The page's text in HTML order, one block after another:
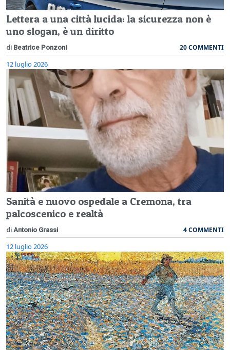
Lettera a una città lucida: la sicurezza non è
uno slogan, è un diritto
di Beatrice Ponzoni 20 COMMENTI
12 luglio 2026
Sanità e nuovo ospedale a Cremona, tra
palcoscenico e realtà
di Antonio Grassi 4 COMMENTI
12 luglio 2026